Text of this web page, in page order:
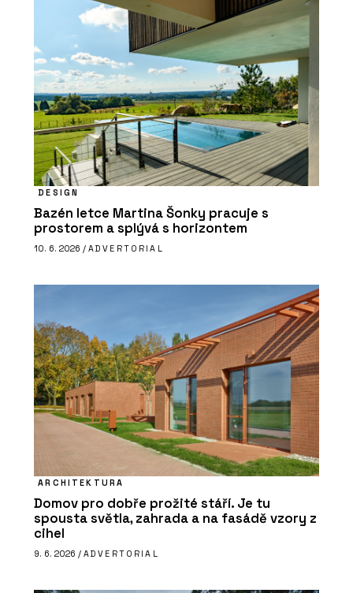
DESIGN
Bazén letce Martina Šonky pracuje s
prostorem a splývá s horizontem
10. 6. 2026 / ADVERTORIAL
ARCHITEKTURA
Domov pro dobře prožité stáří. Je tu
spousta světla, zahrada a na fasádě vzory z
cihel
9. 6. 2026 / ADVERTORIAL